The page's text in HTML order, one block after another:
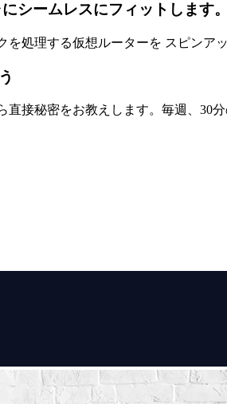
シームレスにフィットします。
を処理する仮想ルーターを スピン
直接秘密をお教えします。毎週、